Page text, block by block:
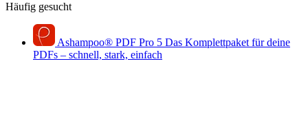
Häufig gesucht
Ashampoo® PDF Pro 5 Das Komplettpaket für deine
PDFs – schnell, stark, einfach